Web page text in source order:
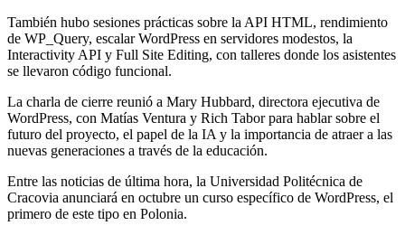
También hubo sesiones prácticas sobre la API HTML, rendimiento
de WP_Query, escalar WordPress en servidores modestos, la
Interactivity API y Full Site Editing, con talleres donde los asistentes
se llevaron código funcional.
La charla de cierre reunió a Mary Hubbard, directora ejecutiva de
WordPress, con Matías Ventura y Rich Tabor para hablar sobre el
futuro del proyecto, el papel de la IA y la importancia de atraer a las
nuevas generaciones a través de la educación.
Entre las noticias de última hora, la Universidad Politécnica de
Cracovia anunciará en octubre un curso específico de WordPress, el
primero de este tipo en Polonia.